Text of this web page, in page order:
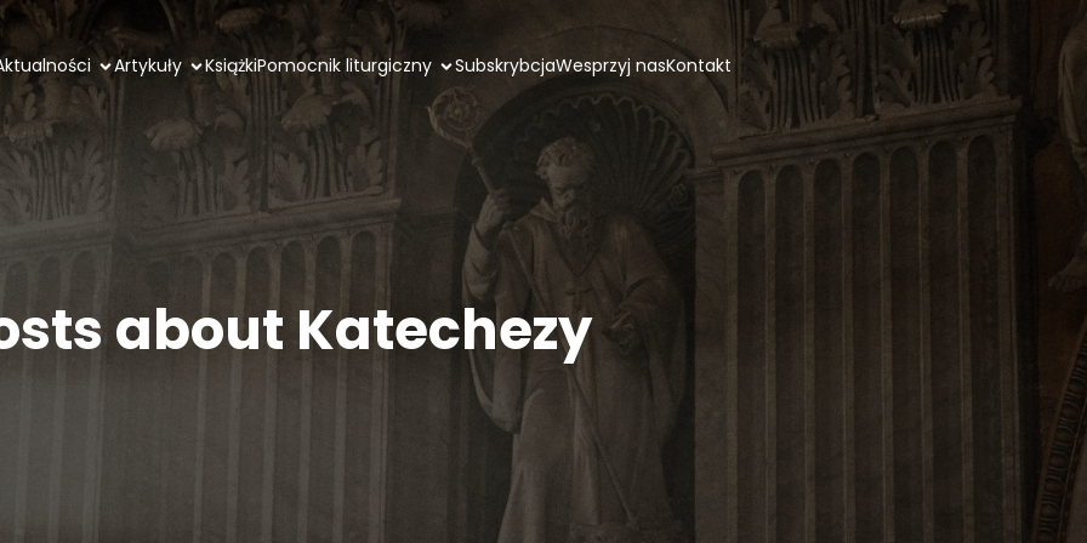
Artykuły KsiążkiPomocnik liturgiczny SubskrybcjaWesprzyj nasKontakt
about Katechezy